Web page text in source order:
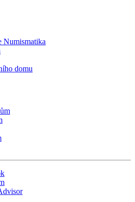
Numismatika
domu